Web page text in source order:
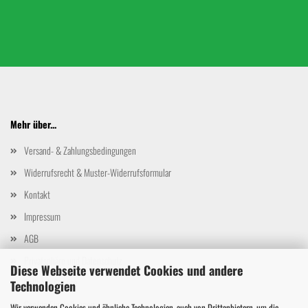
Diese Webseite verwendet Cookies und andere
Technologien
Mehr über...
Versand- & Zahlungsbedingungen
Widerrufsrecht & Muster-Widerrufsformular
Kontakt
Impressum
AGB
Callback Service
Cookie Einstellungen